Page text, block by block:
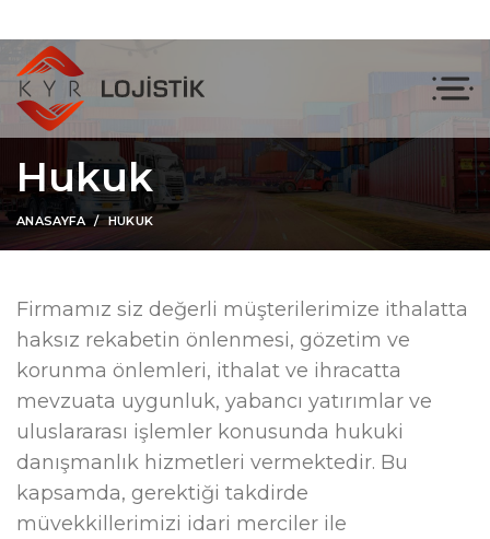
Hukuk
ANASAYFA HUKUK
Firmamız siz değerli müşterilerimize ithalatta
haksız rekabetin önlenmesi, gözetim ve
korunma önlemleri, ithalat ve ihracatta
mevzuata uygunluk, yabancı yatırımlar ve
uluslararası işlemler konusunda hukuki
danışmanlık hizmetleri vermektedir. Bu
kapsamda, gerektiği takdirde
müvekkillerimizi idari merciler ile